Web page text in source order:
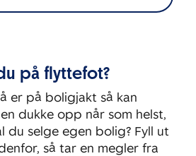
2
Soverom:
2
på flyttefot?
er på boligjakt så kan
dukke opp når som helst,
du selge egen bolig? Fyll ut
så tar en megler fra